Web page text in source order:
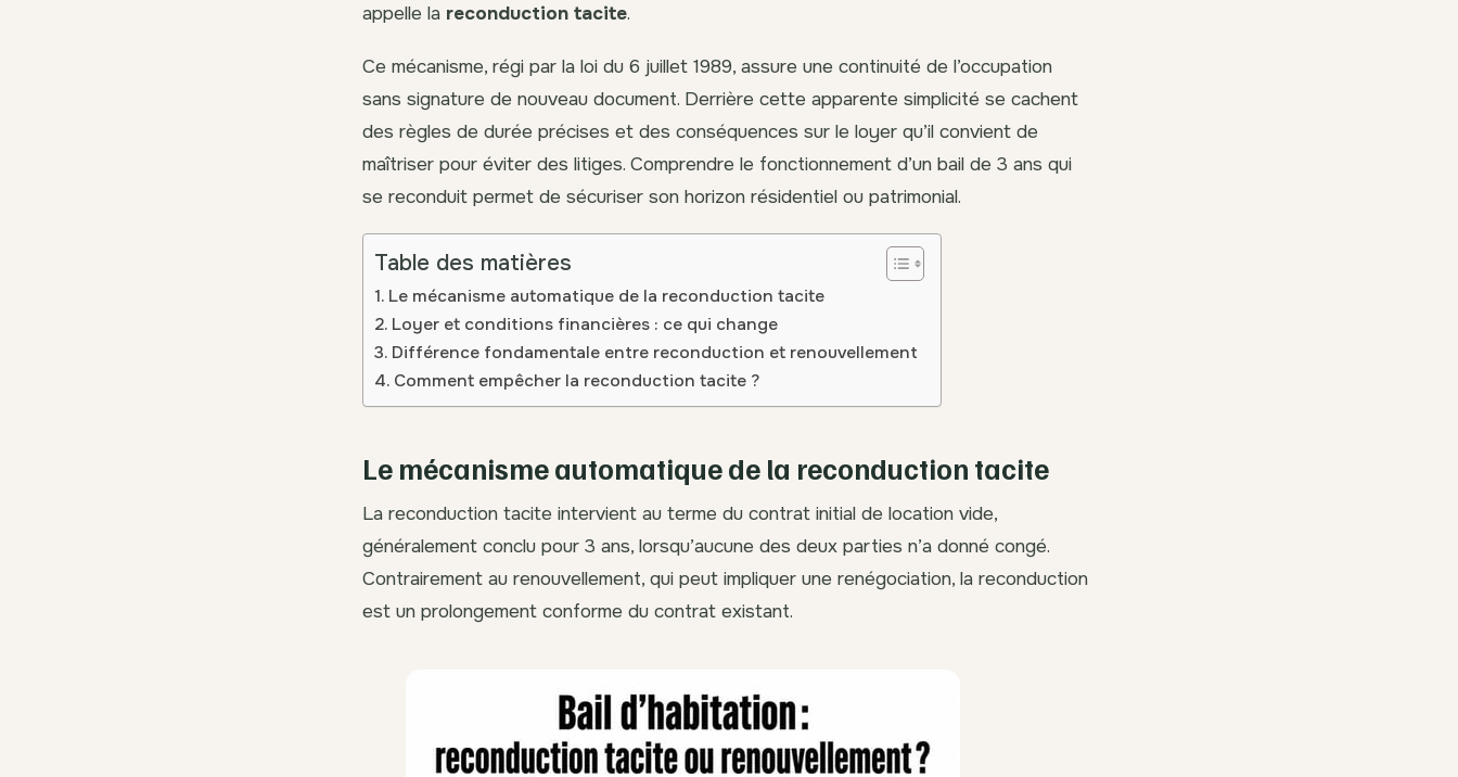
appelle la reconduction tacite.
Ce mécanisme, régi par la loi du 6 juillet 1989, assure une continuité de l’occupation
sans signature de nouveau document. Derrière cette apparente simplicité se cachent
des règles de durée précises et des conséquences sur le loyer qu’il convient de
maîtriser pour éviter des litiges. Comprendre le fonctionnement d’un bail de 3 ans qui
se reconduit permet de sécuriser son horizon résidentiel ou patrimonial.
Table des matières
Le mécanisme automatique de la reconduction tacite
Loyer et conditions financières : ce qui change
Différence fondamentale entre reconduction et renouvellement
Comment empêcher la reconduction tacite ?
Le mécanisme automatique de la reconduction tacite
La reconduction tacite intervient au terme du contrat initial de location vide,
généralement conclu pour 3 ans, lorsqu’aucune des deux parties n’a donné congé.
Contrairement au renouvellement, qui peut impliquer une renégociation, la reconduction
est un prolongement conforme du contrat existant.